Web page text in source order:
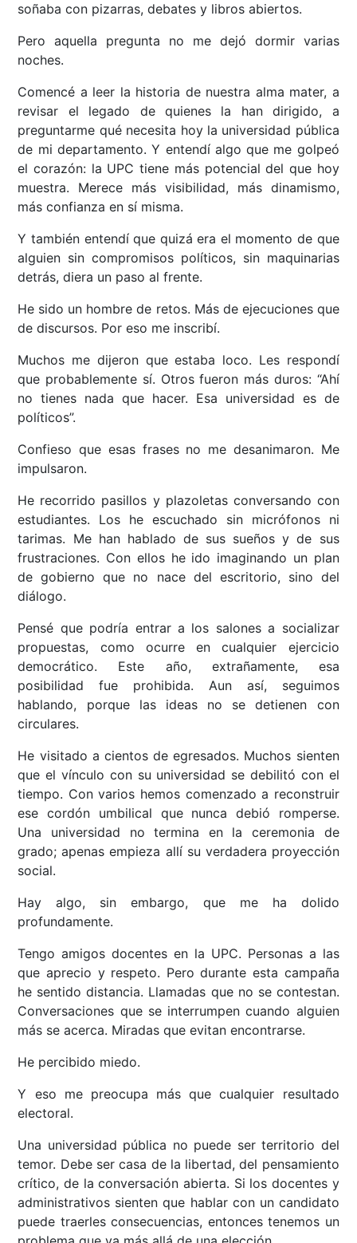
soñaba con pizarras, debates y libros abiertos.
Pero aquella pregunta no me dejó dormir varias
noches.
Comencé a leer la historia de nuestra alma mater, a
revisar el legado de quienes la han dirigido, a
preguntarme qué necesita hoy la universidad pública
de mi departamento. Y entendí algo que me golpeó
el corazón: la UPC tiene más potencial del que hoy
muestra. Merece más visibilidad, más dinamismo,
más confianza en sí misma.
Y también entendí que quizá era el momento de que
alguien sin compromisos políticos, sin maquinarias
detrás, diera un paso al frente.
He sido un hombre de retos. Más de ejecuciones que
de discursos. Por eso me inscribí.
Muchos me dijeron que estaba loco. Les respondí
que probablemente sí. Otros fueron más duros: “Ahí
no tienes nada que hacer. Esa universidad es de
políticos”.
Confieso que esas frases no me desanimaron. Me
impulsaron.
He recorrido pasillos y plazoletas conversando con
estudiantes. Los he escuchado sin micrófonos ni
tarimas. Me han hablado de sus sueños y de sus
frustraciones. Con ellos he ido imaginando un plan
de gobierno que no nace del escritorio, sino del
diálogo.
Pensé que podría entrar a los salones a socializar
propuestas, como ocurre en cualquier ejercicio
democrático. Este año, extrañamente, esa
posibilidad fue prohibida. Aun así, seguimos
hablando, porque las ideas no se detienen con
circulares.
He visitado a cientos de egresados. Muchos sienten
que el vínculo con su universidad se debilitó con el
tiempo. Con varios hemos comenzado a reconstruir
ese cordón umbilical que nunca debió romperse.
Una universidad no termina en la ceremonia de
grado; apenas empieza allí su verdadera proyección
social.
Hay algo, sin embargo, que me ha dolido
profundamente.
Tengo amigos docentes en la UPC. Personas a las
que aprecio y respeto. Pero durante esta campaña
he sentido distancia. Llamadas que no se contestan.
Conversaciones que se interrumpen cuando alguien
más se acerca. Miradas que evitan encontrarse.
He percibido miedo.
Y eso me preocupa más que cualquier resultado
electoral.
Una universidad pública no puede ser territorio del
temor. Debe ser casa de la libertad, del pensamiento
crítico, de la conversación abierta. Si los docentes y
administrativos sienten que hablar con un candidato
puede traerles consecuencias, entonces tenemos un